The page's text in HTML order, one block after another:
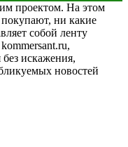
проектом. На этом
ни какие
собой ленту
искажения,
новостей